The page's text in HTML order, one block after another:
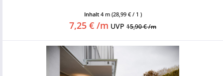
Inhalt 4 m (28,99 € / 1 )
7,25 € /m UVP 15,90 € /m